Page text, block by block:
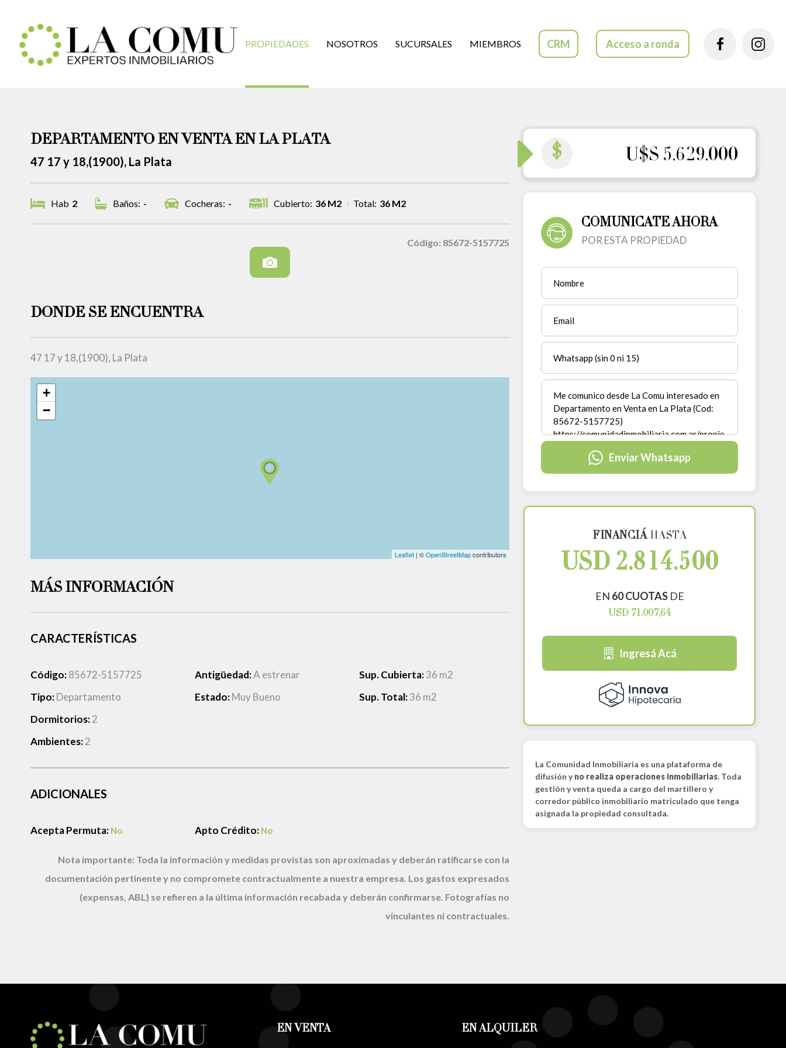
PROPIEDADES NOSOTROS SUCURSALES MIEMBROS CRM Acceso a ronda
DEPARTAMENTO EN VENTA EN LA PLATA
47 17 y 18,(1900), La Plata
Hab 2 Baños: - Cocheras: - Cubierto: 36 M2 Total: 36 M2
Código: 85672-5157725
DONDE SE ENCUENTRA
47 17 y 18,(1900), La Plata
+
−
Leaflet| ©OpenStreetMapcontributors
MÁS INFORMACIÓN
CARACTERÍSTICAS
Código:85672-5157725
Tipo:Departamento
Dormitorios:2
Ambientes:2
Antigüedad:A estrenar
Estado:Muy Bueno
Sup. Cubierta:36 m2
Sup. Total:36 m2
ADICIONALES
Acepta Permuta: No Apto Crédito: No
Nota importante: Toda la información y medidas provistas son aproximadas y deberán ratificarse con la
documentación pertinente y no compromete contractualmente a nuestra empresa. Los gastos expresados
(expensas, ABL) se refieren a la última información recabada y deberán confirmarse. Fotografías no
vinculantes ni contractuales.
$ U$S 5.629.000
COMUNICATE AHORA
POR ESTA PROPIEDAD
Enviar Whatsapp
FINANCIÁHASTA
USD 2.814.500
EN 60 CUOTASDE
USD 71.007,64
Ingresá Acá
La Comunidad Inmobiliaria es una plataforma de
difusión yno realiza operaciones inmobiliarias. Toda
gestión y venta queda a cargo del martillero y
corredor público inmobiliario matriculado que tenga
asignada la propiedad consultada.
EN VENTA EN ALQUILER